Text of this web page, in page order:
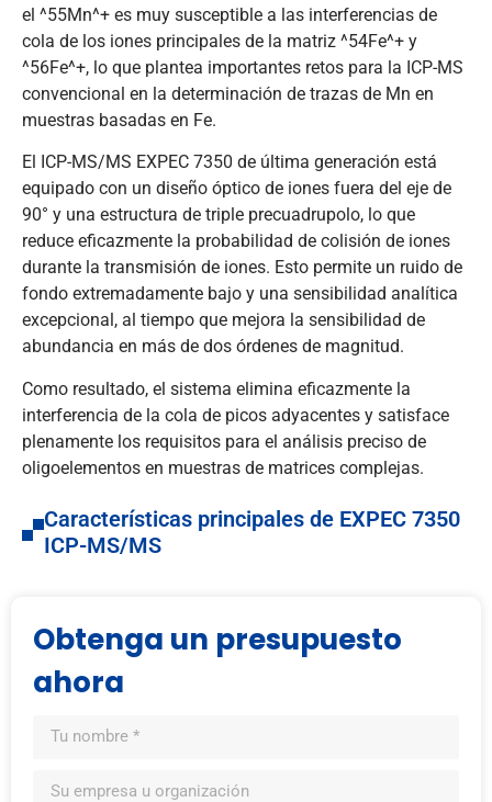
el ^55Mn^+ es muy susceptible a las interferencias de
cola de los iones principales de la matriz ^54Fe^+ y
^56Fe^+, lo que plantea importantes retos para la ICP-MS
convencional en la determinación de trazas de Mn en
muestras basadas en Fe.
El ICP-MS/MS EXPEC 7350 de última generación está
equipado con un diseño óptico de iones fuera del eje de
90° y una estructura de triple precuadrupolo, lo que
reduce eficazmente la probabilidad de colisión de iones
durante la transmisión de iones. Esto permite un ruido de
fondo extremadamente bajo y una sensibilidad analítica
excepcional, al tiempo que mejora la sensibilidad de
abundancia en más de dos órdenes de magnitud.
Como resultado, el sistema elimina eficazmente la
interferencia de la cola de picos adyacentes y satisface
plenamente los requisitos para el análisis preciso de
oligoelementos en muestras de matrices complejas.
Características principales de EXPEC 7350
ICP-MS/MS
Obtenga un presupuesto
ahora